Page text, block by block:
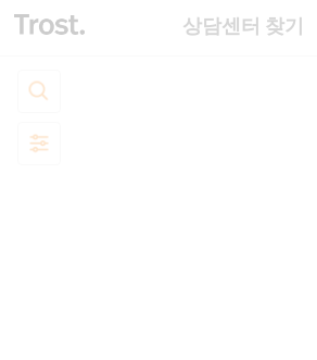
상담센터 찾기